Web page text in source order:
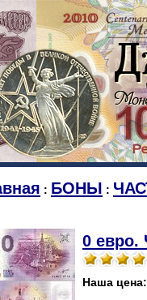
: БОНЫ :
0 евро.
Наша